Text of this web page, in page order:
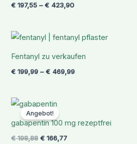
€ 197,55 –€ 423,90
Fentanyl zu verkaufen
€ 199,99 –€ 469,99
Preisspanne:
€ 199,99
€ 469,99
Angebot!
gabapentin 100 mg rezeptfrei
€198,88
Ursprünglicher
Preis
war:
€ 198,88
€ 166,77
€ 166,77.